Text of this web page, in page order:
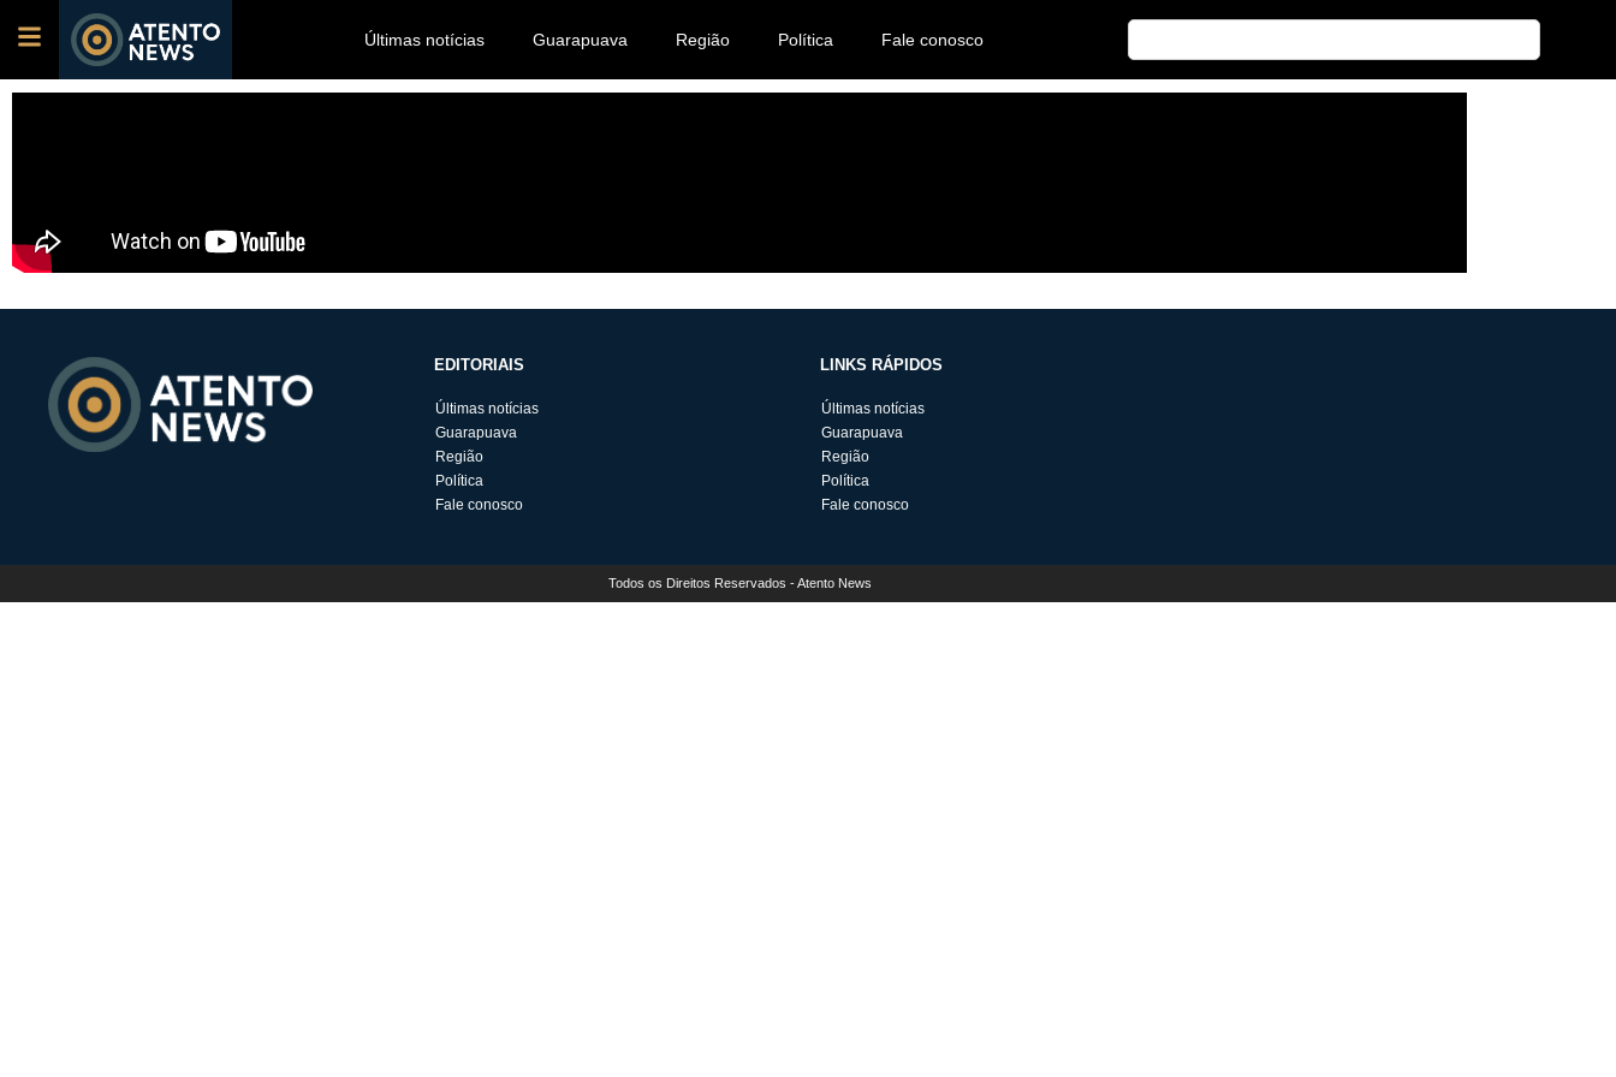
Últimas notícias Guarapuava Região Política Fale conosco
EDITORIAIS
Últimas notícias
Guarapuava
Região
Política
Fale conosco
LINKS RÁPIDOS
Últimas notícias
Guarapuava
Região
Política
Fale conosco
Todos os Direitos Reservados - Atento News